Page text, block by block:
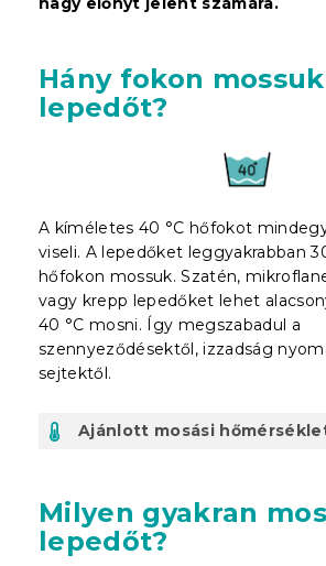
Hány fokon
lepedőt?
A kíméletes 40 °C hőfokot
viseli. A lepedőket leggyakrabban
hőfokon mossuk. Szatén,
vagy krepp lepedőket lehet
40 °C mosni. Így megszabadul a
szennyeződésektől, izzadság
sejtektől.
Ajánlott mosási
Milyen gyakran
lepedőt?